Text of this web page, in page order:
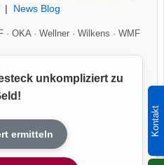
Kontakt
News Blog
· OKA· Wellner· Wilkens · WMF
unkompliziert zu
ermitteln